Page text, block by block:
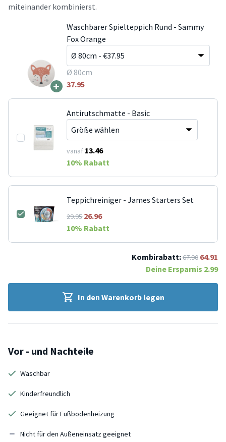
miteinander kombinierst.
+
Waschbarer Spielteppich Rund - Sammy
Fox Orange
Ø 80cm
37.95
Antirutschmatte - Basic
vanaf 13.46
10% Rabatt
Teppichreiniger - James Starters Set
29.9526.96
10% Rabatt
Kombirabatt:67.90 64.91
Deine Ersparnis 2.99
In den Warenkorb legen
Vor - und Nachteile
Waschbar
Kinderfreundlich
Geeignet für Fußbodenheizung
Nicht für den Außeneinsatz geeignet